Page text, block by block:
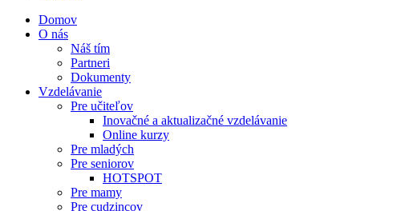
Domov
O nás
Náš tím
Partneri
Dokumenty
Vzdelávanie
Pre učiteľov
Inovačné a aktualizačné vzdelávanie
Online kurzy
Pre mladých
Pre seniorov
HOTSPOT
Pre mamy
Pre cudzincov